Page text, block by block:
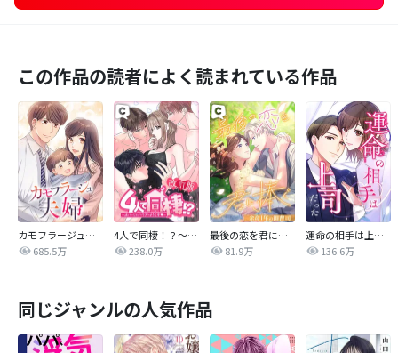
この作品の読者によく読まれている作品
カモフラージュ夫婦
685.5万
4人で同棲！？～逆ハーレムハウスへようこそ♥～【改訂版】
238.0万
最後の恋を君に捧ぐ～余命1年の御曹司～
81.9万
運命の相手は上司だった
136.6万
同じジャンルの人気作品